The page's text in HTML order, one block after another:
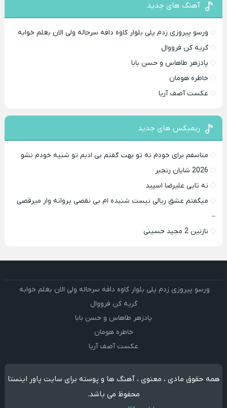
آهنگ های جدید
ورسو پیروزی زدم پلی بلوار کاوه دافه سرحاله ولی الان بغلم خوابه ‌
گریه کن فرووال
پادزهر طاهاس و حسن بابا
خاطره هومان
عکست آصف آریا
ریمیکس های جدید
متاسفم برای خودم نه تو بهت گفتم بی ادبم تو شبیه خودم نشو ‌ ‌
2026 شایان رنجبر
نه تایی علیرضا اسپید
میگفتم عشق ریالی نیست شنیده ام بی نقصی پروانه وار میرقصی
–
نازنین 2 مجید حسینی
ورسو پیروزی زدم پلی بلوار کاوه دافه سرحاله ولی الان بغلم خوابه ‌
گریه کن فرووال
پادزهر طاهاس و حسن بابا
خاطره هومان
عکست آصف آریا
همه حقوق مادی ، معنوی ، آهنگ ها و پوسته برای سایت پاور اینستا
محفوظ می باشد.